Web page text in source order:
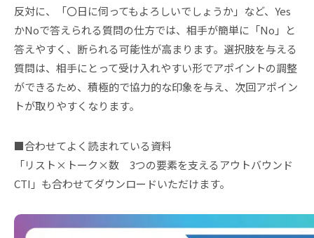
反対に、「〇日に伺ってもよろしいでしょうか」など、Yes
かNoで答えられる質問の仕方では、相手が簡単に「No」と
答えやすく、断られる可能性が高まります。選択肢を与える
質問は、相手にとって受け入れやすい形でアポイントの調整
ができるため、積極的で協力的な印象を与え、次回アポイン
トが取りやすくなります。
■合わせてよく読まれている資料
「リスト×トーク×数 3つの要素を支えるアウトバウンド
CTI」も合わせてダウンロードいただけます。